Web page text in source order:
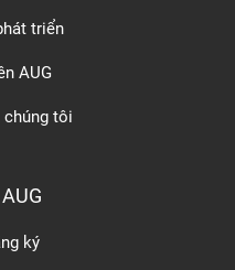
triển
AUG
chúng tôi
ký